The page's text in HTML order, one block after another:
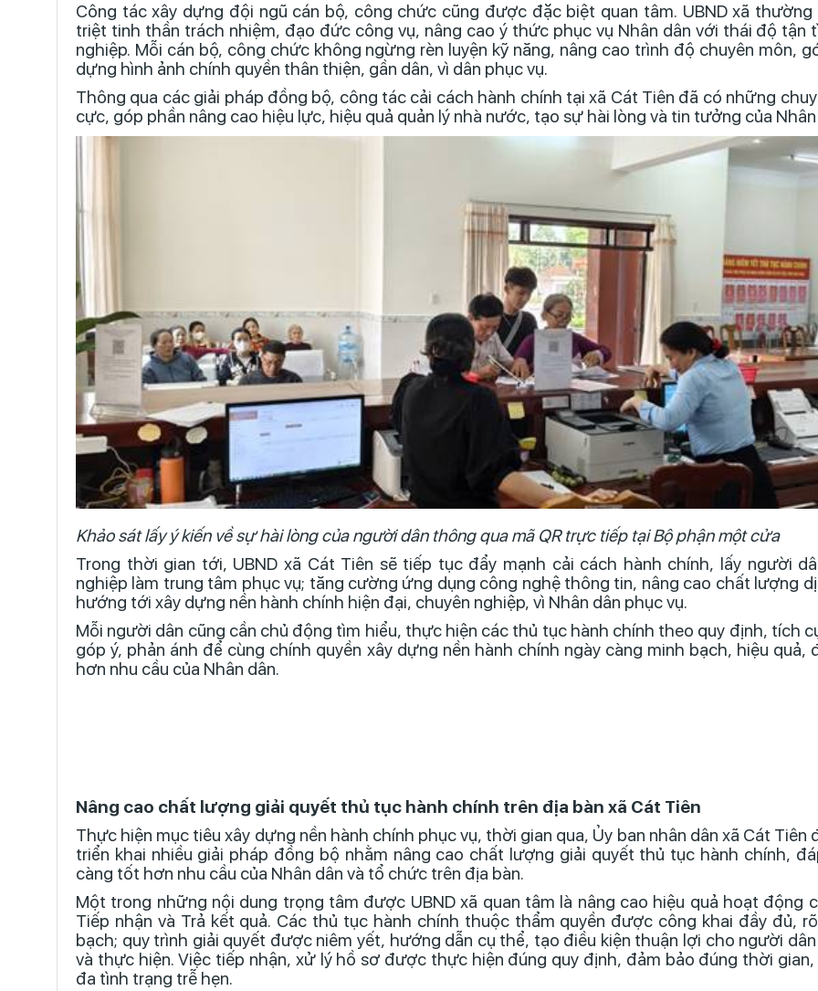
Công tác xây dựng đội ngũ cán bộ, công chức cũng được đặc biệt quan tâm. UBND xã thường
triệt tinh thần trách nhiệm, đạo đức công vụ, nâng cao ý thức phục vụ Nhân dân với thái độ tận
nghiệp. Mỗi cán bộ, công chức không ngừng rèn luyện kỹ năng, nâng cao trình độ chuyên môn,
dựng hình ảnh chính quyền thân thiện, gần dân, vì dân phục vụ.
Thông qua các giải pháp đồng bộ, công tác cải cách hành chính tại xã Cát Tiên đã có những
cực, góp phần nâng cao hiệu lực, hiệu quả quản lý nhà nước, tạo sự hài lòng và tin tưởng của
Khảo sát lấy ý kiến về sự hài lòng của người dân thông qua mã QR trực tiếp tại Bộ phận một cửa
Trong thời gian tới, UBND xã Cát Tiên sẽ tiếp tục đẩy mạnh cải cách hành chính, lấy người
nghiệp làm trung tâm phục vụ; tăng cường ứng dụng công nghệ thông tin, nâng cao chất lượng
hướng tới xây dựng nền hành chính hiện đại, chuyên nghiệp, vì Nhân dân phục vụ.
Mỗi người dân cũng cần chủ động tìm hiểu, thực hiện các thủ tục hành chính theo quy định, tích
góp ý, phản ánh để cùng chính quyền xây dựng nền hành chính ngày càng minh bạch, hiệu
hơn nhu cầu của Nhân dân.
Nâng cao chất lượng giải quyết thủ tục hành chính trên địa bàn xã Cát Tiên
Thực hiện mục tiêu xây dựng nền hành chính phục vụ, thời gian qua, Ủy ban nhân dân xã Cát Tiên
triển khai nhiều giải pháp đồng bộ nhằm nâng cao chất lượng giải quyết thủ tục hành chính,
càng tốt hơn nhu cầu của Nhân dân và tổ chức trên địa bàn.
Một trong những nội dung trọng tâm được UBND xã quan tâm là nâng cao hiệu quả hoạt động
Tiếp nhận và Trả kết quả. Các thủ tục hành chính thuộc thẩm quyền được công khai đầy đủ,
bạch; quy trình giải quyết được niêm yết, hướng dẫn cụ thể, tạo điều kiện thuận lợi cho người
và thực hiện. Việc tiếp nhận, xử lý hồ sơ được thực hiện đúng quy định, đảm bảo đúng thời
đa tình trạng trễ hẹn.